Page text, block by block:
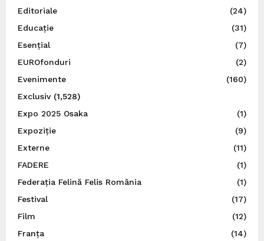
Editoriale
(24)
Educație
(31)
Esențial
(7)
EUROfonduri
(2)
Evenimente
(160)
Exclusiv(1,528)
Expo 2025 Osaka
(1)
Expoziție
(9)
Externe
(11)
FADERE
(1)
Federația Felină Felis România
(1)
Festival
(17)
Film
(12)
Franța
(14)